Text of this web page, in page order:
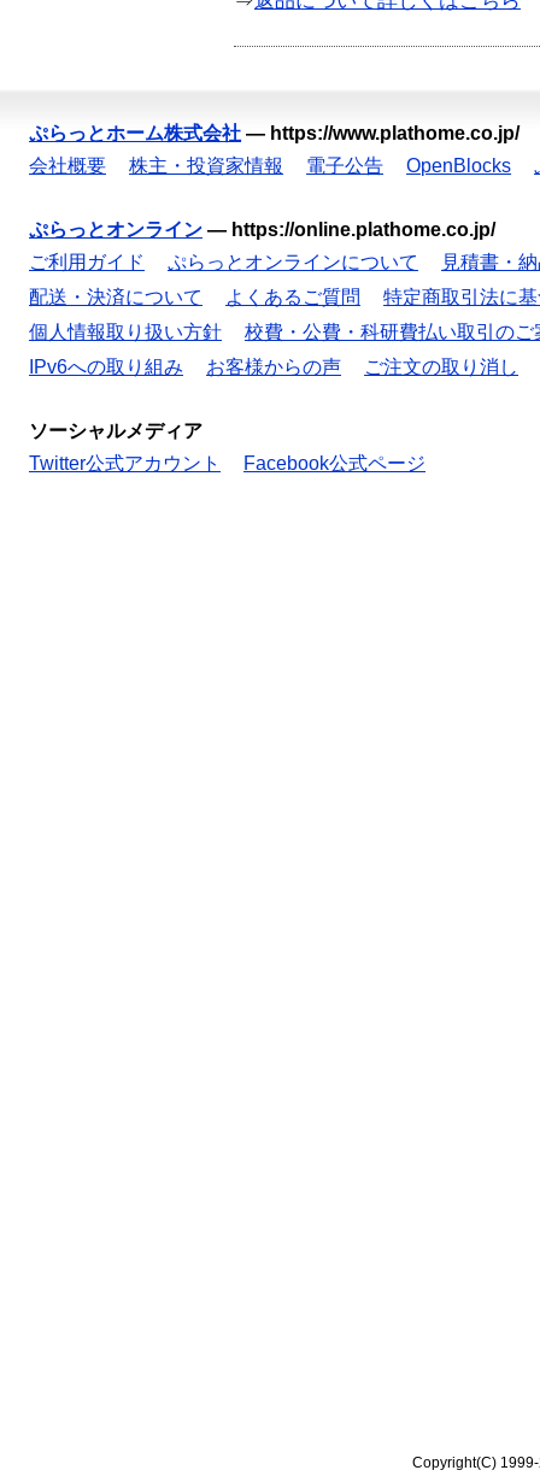
ぷらっとホーム株式会社 — https://www.plathome.co.jp/
会社概要
株主・投資家情報 電子公告 OpenBlocks
ぷらっとオンライン — https://online.plathome.co.jp/
ご利用ガイド
ぷらっとオンラインについて
見積書・
配送・決済について
よくあるご質問
特定商取引法に
個人情報取り扱い方針
校費・公費・科研費払い取引のご
IPv6への取り組み
お客様からの声 ご注文の取り消し
ソーシャルメディア
Twitter公式アカウント
Facebook公式ページ
Copyright(C)